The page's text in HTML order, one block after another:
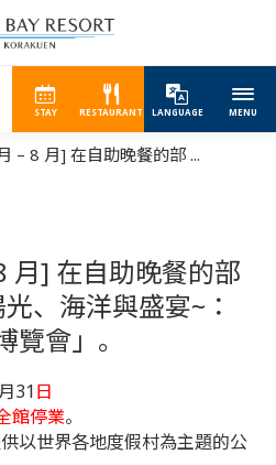
STAY RESTAURANT LANGUAGE MENU
– 8 月] 在自助晚餐的部 ...
月] 在自助晚餐的部
、海洋與盛宴~：
會」。
31日
館停業。
以世界各地度假村為主題的公